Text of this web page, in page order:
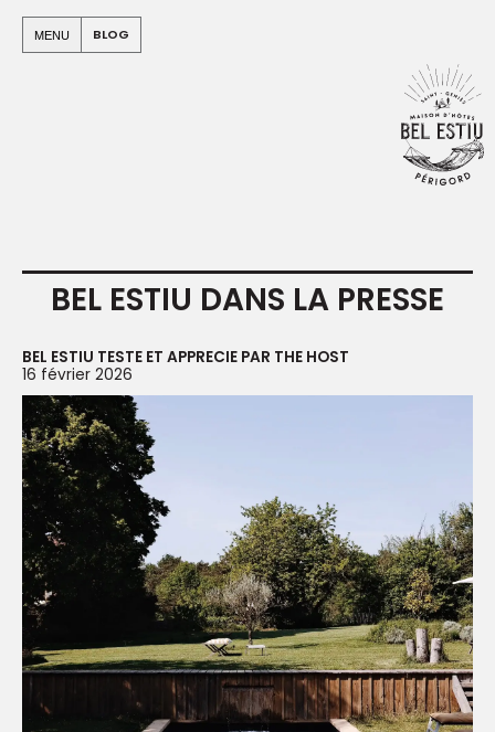
Warning: Undefined array key "apo" in
/home/clients/
on line94
MENU BLOG
BEL ESTIU DANS LA PRESSE
BEL ESTIU TESTE ET APPRECIE PAR THE HOST
16 février 2026